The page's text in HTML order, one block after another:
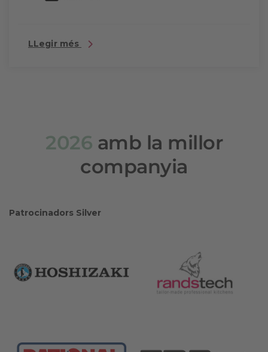
LLegir més
2026 amb la millor
companyia
Patrocinadors Silver